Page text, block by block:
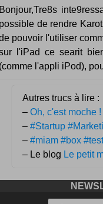
de rendre
pouvoir l'utiliser
l'iPad ce searit
l'appli iPod),
Autres trucs à lire :
– Oh, c'est moche !
– #Startup
– #miam #box #test
– Le blog Le petit